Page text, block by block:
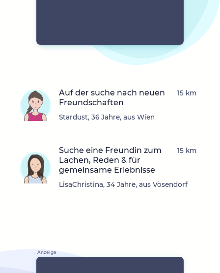
Auf der suche nach neuen
Freundschaften
Stardust, 36 Jahre, aus Wien
15 km
Suche eine Freundin zum
Lachen, Reden & für
gemeinsame Erlebnisse
LisaChristina, 34 Jahre, aus Vösendorf
15 km